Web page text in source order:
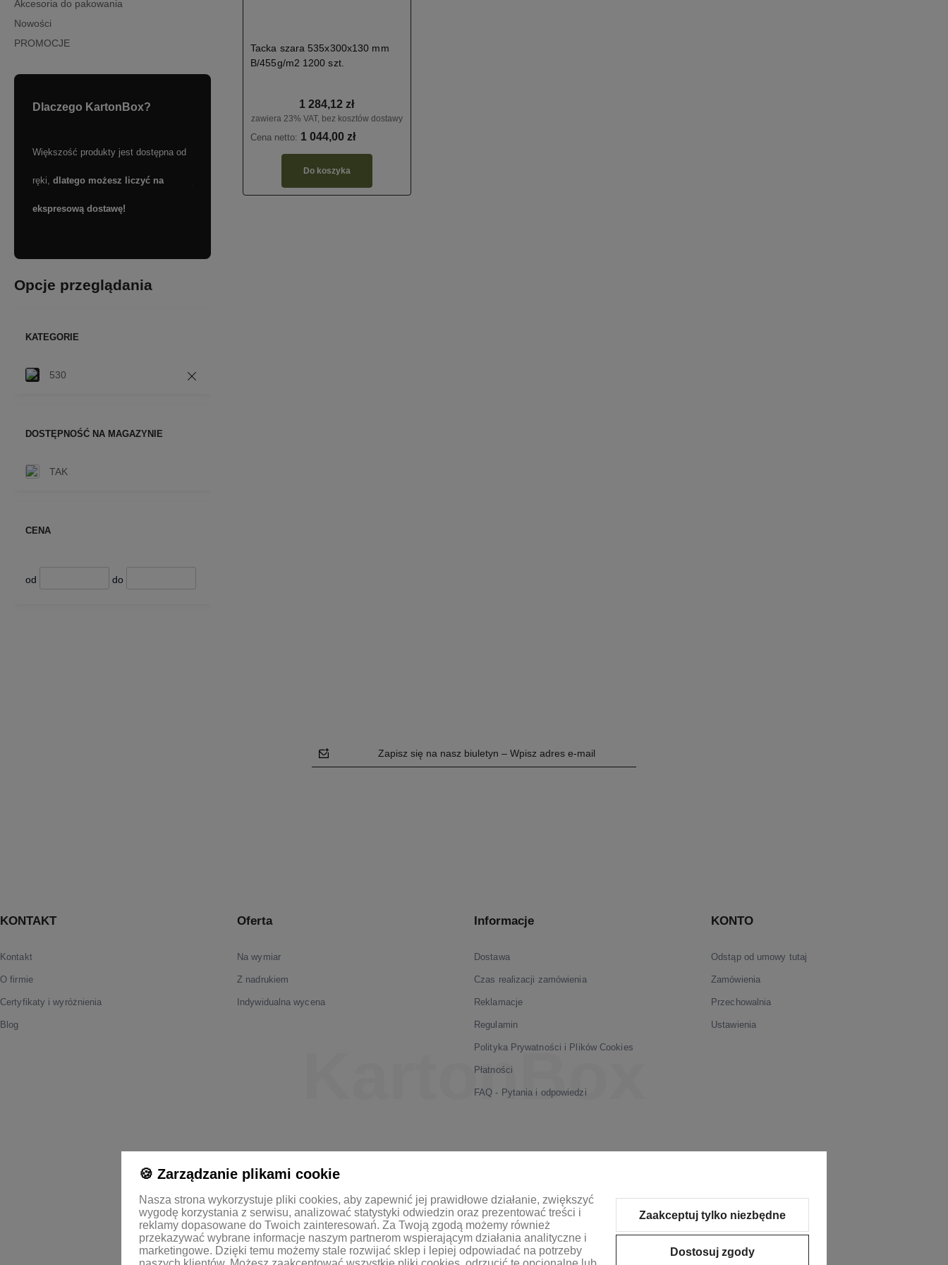
Akcesoria do pakowania
Nowości
PROMOCJE
Dlaczego KartonBox?
Większość produkty jest dostępna od
ręki, dlatego możesz liczyć na
ekspresową dostawę!
Skorzystaj z darmowej dostawy Wybierając nasze kartony,
Opcje przeglądania
KATEGORIE
530
DOSTĘPNOŚĆ NA MAGAZYNIE
TAK
CENA
od do
Tacka szara 535x300x130 mm
B/455g/m2 1200 szt.
1 284,12 zł
zawiera 23% VAT, bez kosztów dostawy
Cena netto: 1 044,00 zł
Do koszyka
Zapisz się na nasz biuletyn – Wpisz adres e-mail
KONTAKT
Kontakt
O firmie
Certyfikaty i wyróżnienia
Blog
Oferta
Na wymiar
Z nadrukiem
Indywidualna wycena
Informacje
Dostawa
Czas realizacji zamówienia
Reklamacje
Regulamin
Polityka Prywatności i Plików Cookies
Płatności
FAQ - Pytania i odpowiedzi
KONTO
Odstąp od umowy tutaj
Zamówienia
Przechowalnia
Ustawienia
🍪 Zarządzanie plikami cookie
Nasza strona wykorzystuje pliki cookies, aby zapewnić jej prawidłowe działanie, zwiększyć
wygodę korzystania z serwisu, analizować statystyki odwiedzin oraz prezentować treści i
reklamy dopasowane do Twoich zainteresowań. Za Twoją zgodą możemy również
przekazywać wybrane informacje naszym partnerom wspierającym działania analityczne i
marketingowe. Dzięki temu możemy stale rozwijać sklep i lepiej odpowiadać na potrzeby
Zaakceptuj tylko niezbędne
Dostosuj zgody